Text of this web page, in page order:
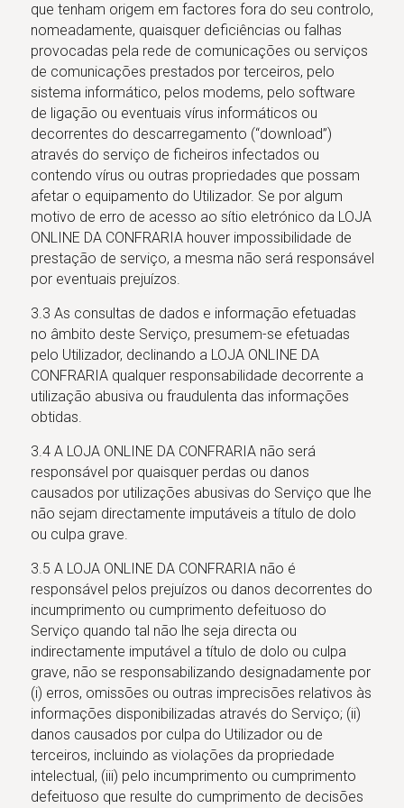
que tenham origem em factores fora do seu controlo,
nomeadamente, quaisquer deficiências ou falhas
provocadas pela rede de comunicações ou serviços
de comunicações prestados por terceiros, pelo
sistema informático, pelos modems, pelo software
de ligação ou eventuais vírus informáticos ou
decorrentes do descarregamento (“download”)
através do serviço de ficheiros infectados ou
contendo vírus ou outras propriedades que possam
afetar o equipamento do Utilizador. Se por algum
motivo de erro de acesso ao sítio eletrónico da LOJA
ONLINE DA CONFRARIA houver impossibilidade de
prestação de serviço, a mesma não será responsável
por eventuais prejuízos.
3.3 As consultas de dados e informação efetuadas
no âmbito deste Serviço, presumem-se efetuadas
pelo Utilizador, declinando a LOJA ONLINE DA
CONFRARIA qualquer responsabilidade decorrente a
utilização abusiva ou fraudulenta das informações
obtidas.
3.4 A LOJA ONLINE DA CONFRARIA não será
responsável por quaisquer perdas ou danos
causados por utilizações abusivas do Serviço que lhe
não sejam directamente imputáveis a título de dolo
ou culpa grave.
3.5 A LOJA ONLINE DA CONFRARIA não é
responsável pelos prejuízos ou danos decorrentes do
incumprimento ou cumprimento defeituoso do
Serviço quando tal não lhe seja directa ou
indirectamente imputável a título de dolo ou culpa
grave, não se responsabilizando designadamente por
(i) erros, omissões ou outras imprecisões relativos às
informações disponibilizadas através do Serviço; (ii)
danos causados por culpa do Utilizador ou de
terceiros, incluindo as violações da propriedade
intelectual, (iii) pelo incumprimento ou cumprimento
defeituoso que resulte do cumprimento de decisões